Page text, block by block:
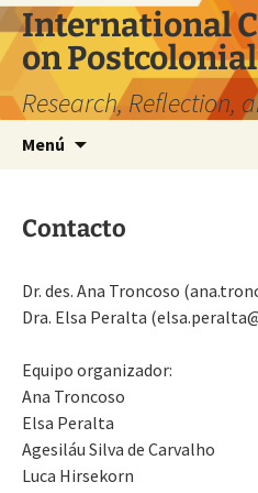
Saltar
al
contenido
International
on
Research, Reflection,
Menú
Contacto
Dr. des. Ana Troncoso
Dra. Elsa Peralta
Equipo organizador:
Ana Troncoso
Elsa Peralta
Agesiláu Silva de Carvalho
Luca Hirsekorn